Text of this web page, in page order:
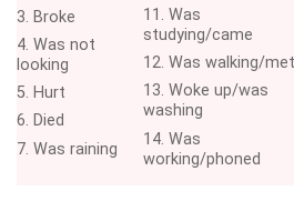
3. Broke
4. Was not
looking
5. Hurt
6. Died
7. Was raining
11. Was
studying/came
12. Was walking/met
13. Woke up/was
washing
14. Was
working/phoned